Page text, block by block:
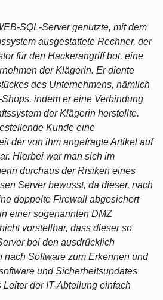
SQL-Server genutzte, mit dem
ausgestattete Rechner, der
für den Hackerangriff bot, eine
der Klägerin. Er diente
des Unternehmens, nämlich
indem er eine Verbindung
der Klägerin herstellte.
Kunde eine
der von ihm angefragte Artikel auf
Hierbei war man sich im
durchaus der Risiken eines
Server bewusst, da dieser, nach
doppelte Firewall abgesichert
einer sogenannten DMZ
vorstellbar, dass dieser so
bei den ausdrücklich
nach Software zum Erkennen und
und Sicherheitsupdates
Leiter der IT-Abteilung einfach